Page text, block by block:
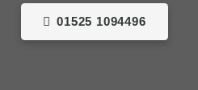
01525 1094496